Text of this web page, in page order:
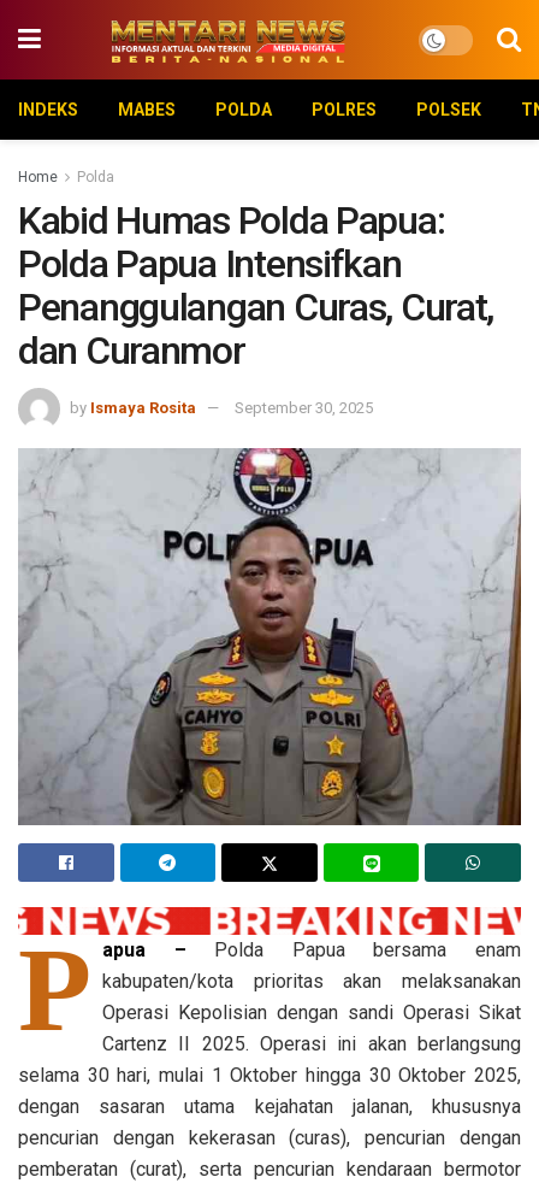
INDEKS MABES POLDA POLRES POLSEK
Home Polda
Kabid Humas Polda Papua:
Polda Papua Intensifkan
Penanggulangan Curas, Curat,
dan Curanmor
by Ismaya Rosita September 30, 2025
P apua – Polda Papua bersama enam
kabupaten/kota prioritas akan melaksanakan
Operasi Kepolisian dengan sandi Operasi Sikat
Cartenz II 2025. Operasi ini akan berlangsung
selama 30 hari, mulai 1 Oktober hingga 30 Oktober 2025,
dengan sasaran utama kejahatan jalanan, khususnya
pencurian dengan kekerasan (curas), pencurian dengan
pemberatan (curat), serta pencurian kendaraan bermotor